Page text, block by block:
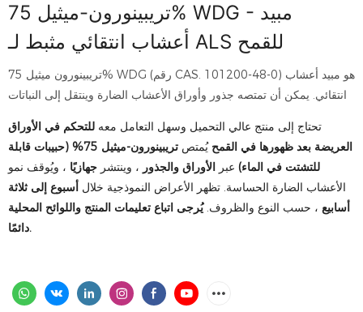
تريبينورون-ميثيل 75% WDG - مبيد
أعشاب انتقائي مثبط لـ ALS للقمح
تريبينورون ميثيل 75% WDG (رقم CAS. 101200-48-0) هو مبيد أعشاب
انتقائي. يمكن أن تمتصه جذور وأوراق الأعشاب الضارة وينتقل إلى النباتات
تحتاج إلى منتج عالي التحميل وسهل التعامل معه للتحكم في الأوراق
العريضة بعد ظهورها في القمح يُمتص
تريبينورون-ميثيل 75% (حبيبات قابلة
للتشتت في الماء) عبر الأوراق والجذور ، وينتشر جهازيًا ، ويُوقف نمو
الأعشاب الضارة الحساسة. تظهر الأعراض النموذجية خلال أسبوع إلى ثلاثة
أسابيع ، حسب النوع والظروف.يُرجى اتباع تعليمات المنتج واللوائح المحلية
دائمًا.